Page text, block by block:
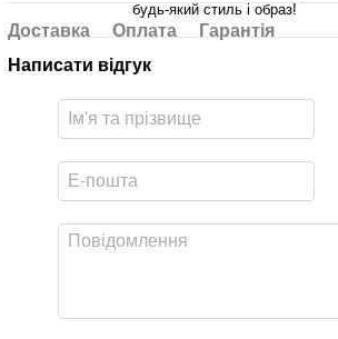
будь-який стиль і образ!
Доставка Оплата
Гарантія
Написати відгук